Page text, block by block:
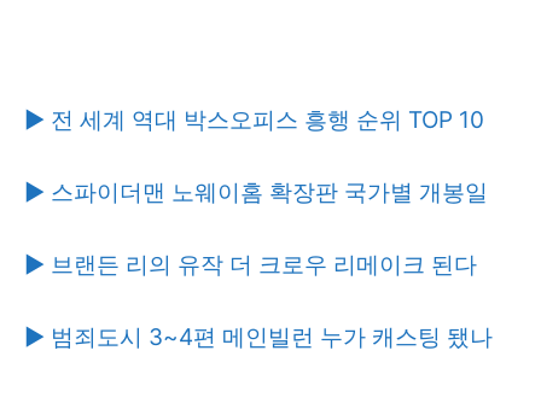
▶ 전 세계 역대 박스오피스 흥행 순위 TOP 10
▶ 스파이더맨 노웨이홈 확장판 국가별 개봉일
▶ 브랜든 리의 유작 더 크로우 리메이크 된다
▶ 범죄도시 3~4편 메인빌런 누가 캐스팅 됐나